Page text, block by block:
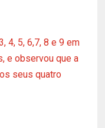
4, 5, 6,7, 8 e 9 em
e observou que a
seus quatro